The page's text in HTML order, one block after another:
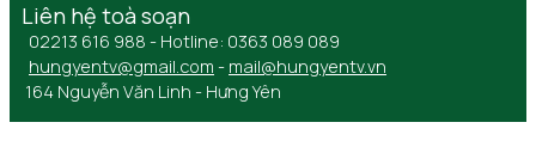
Liên hệ toà soạn
02213 616 988 - Hotline: 0363 089 089
hungyentv@gmail.com - mail@hungyentv.vn
164 Nguyễn Văn Linh - Hưng Yên